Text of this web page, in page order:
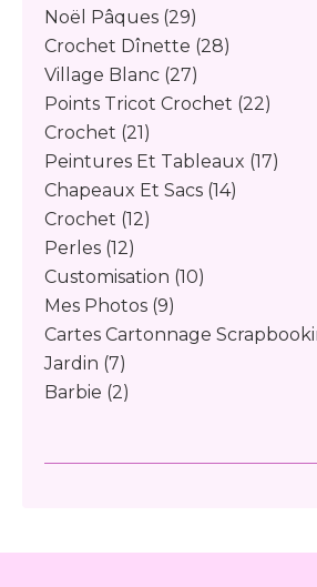
Noël Pâques (29)
Crochet Dînette (28)
Village Blanc (27)
Points Tricot Crochet (22)
Crochet (21)
Peintures Et Tableaux (17)
Chapeaux Et Sacs (14)
Crochet (12)
Perles (12)
Customisation (10)
Mes Photos (9)
Cartes Cartonnage
Jardin (7)
Barbie (2)